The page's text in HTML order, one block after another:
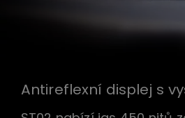
Antireflexní displej s